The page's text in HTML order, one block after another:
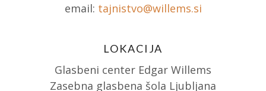
email: tajnistvo@willems.si
LOKACIJA
Glasbeni center Edgar Willems
Zasebna glasbena šola Ljubljana